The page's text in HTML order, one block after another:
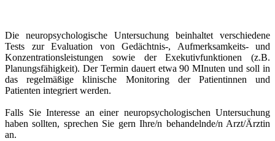
Die neuropsychologische Untersuchung beinhaltet verschiedene
Tests zur Evaluation von Gedächtnis-, Aufmerksamkeits- und
Konzentrationsleistungen sowie der Exekutivfunktionen (z.B.
Planungsfähigkeit). Der Termin dauert etwa 90 MInuten und soll in
das regelmäßige klinische Monitoring der Patientinnen und
Patienten integriert werden.
Falls Sie Interesse an einer neuropsychologischen Untersuchung
haben sollten, sprechen Sie gern Ihre/n behandelnde/n Arzt/Ärztin
an.